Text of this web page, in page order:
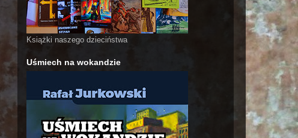
Książki naszego dzieciństwa
Uśmiech na wokandzie